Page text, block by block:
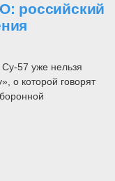
российский
Су-57 уже нельзя
о которой говорят